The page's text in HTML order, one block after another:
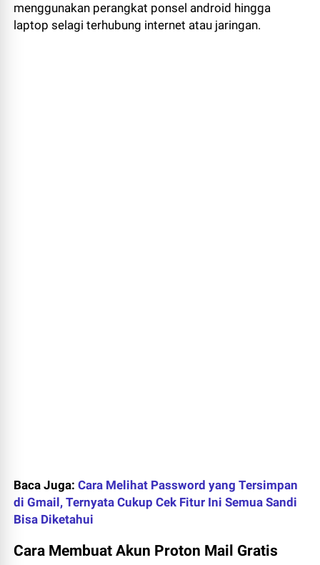
menggunakan perangkat ponsel android hingga
laptop selagi terhubung internet atau jaringan.
Baca Juga:Cara Melihat Password yang Tersimpan
di Gmail, Ternyata Cukup Cek Fitur Ini Semua Sandi
Bisa Diketahui
Cara Membuat Akun Proton Mail Gratis